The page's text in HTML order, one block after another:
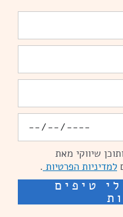
שיווקי מאת
למדיניות הפרטיות .
טיפים